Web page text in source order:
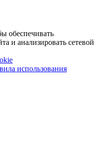
обеспечивать
и анализировать сетевой
использования